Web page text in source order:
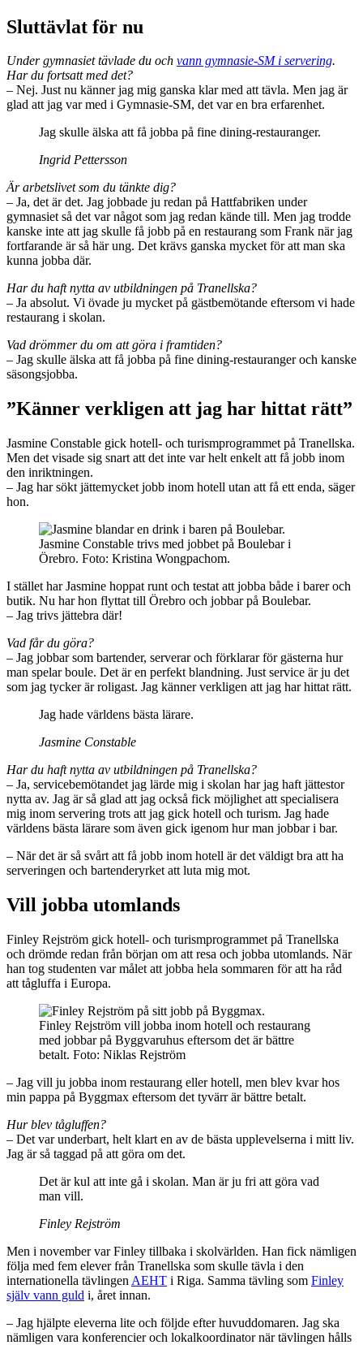
Sluttävlat för nu
Under gymnasiet tävlade du och vann gymnasie-SM i servering.
Har du fortsatt med det?
– Nej. Just nu känner jag mig ganska klar med att tävla. Men jag är
glad att jag var med i Gymnasie-SM, det var en bra erfarenhet.
Jag skulle älska att få jobba på fine dining-restauranger.
Ingrid Pettersson
Är arbetslivet som du tänkte dig?
– Ja, det är det. Jag jobbade ju redan på Hattfabriken under
gymnasiet så det var något som jag redan kände till. Men jag trodde
kanske inte att jag skulle få jobb på en restaurang som Frank när jag
fortfarande är så här ung. Det krävs ganska mycket för att man ska
kunna jobba där.
Har du haft nytta av utbildningen på Tranellska?
– Ja absolut. Vi övade ju mycket på gästbemötande eftersom vi hade
restaurang i skolan.
Vad drömmer du om att göra i framtiden?
– Jag skulle älska att få jobba på fine dining-restauranger och kanske
säsongsjobba.
”Känner verkligen att jag har hittat rätt”
Jasmine Constable gick hotell- och turismprogrammet på Tranellska.
Men det visade sig snart att det inte var helt enkelt att få jobb inom
den inriktningen.
– Jag har sökt jättemycket jobb inom hotell utan att få ett enda, säger
hon.
Jasmine Constable trivs med jobbet på Boulebar i
Örebro. Foto: Kristina Wongpachom.
I stället har Jasmine hoppat runt och testat att jobba både i barer och
butik. Nu har hon flyttat till Örebro och jobbar på Boulebar.
– Jag trivs jättebra där!
Vad får du göra?
– Jag jobbar som bartender, serverar och förklarar för gästerna hur
man spelar boule. Det är en perfekt blandning. Just service är ju det
som jag tycker är roligast. Jag känner verkligen att jag har hittat rätt.
Jag hade världens bästa lärare.
Jasmine Constable
Har du haft nytta av utbildningen på Tranellska?
– Ja, servicebemötandet jag lärde mig i skolan har jag haft jättestor
nytta av. Jag är så glad att jag också fick möjlighet att specialisera
mig inom servering trots att jag gick hotell och turism. Jag hade
världens bästa lärare som även gick igenom hur man jobbar i bar.
– När det är så svårt att få jobb inom hotell är det väldigt bra att ha
serveringen och bartenderyrket att luta mig mot.
Vill jobba utomlands
Finley Rejström gick hotell- och turismprogrammet på Tranellska
och drömde redan från början om att resa och jobba utomlands. När
han tog studenten var målet att jobba hela sommaren för att ha råd
att tågluffa i Europa.
Finley Rejström vill jobba inom hotell och restaurang
med jobbar på Byggvaruhus eftersom det är bättre
betalt. Foto: Niklas Rejström
– Jag vill ju jobba inom restaurang eller hotell, men blev kvar hos
min pappa på Byggmax eftersom det tyvärr är bättre betalt.
Hur blev tågluffen?
– Det var underbart, helt klart en av de bästa upplevelserna i mitt liv.
Jag är så taggad på att göra om det.
Det är kul att inte gå i skolan. Man är ju fri att göra vad
man vill.
Finley Rejström
Men i november var Finley tillbaka i skolvärlden. Han fick nämligen
följa med fem elever från Tranellska som skulle tävla i den
internationella tävlingen AEHT i Riga. Samma tävling som Finley
själv vann guld i, året innan.
– Jag hjälpte eleverna lite och följde efter huvuddomaren. Jag ska
nämligen vara konferencier och lokalkoordinator när tävlingen hålls